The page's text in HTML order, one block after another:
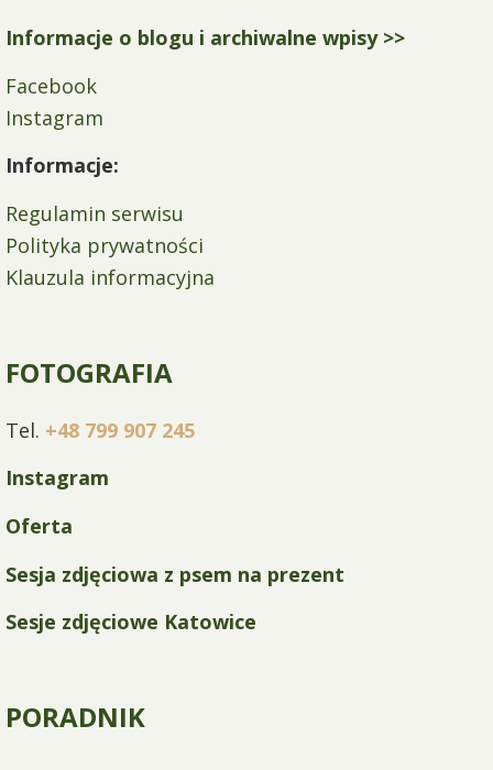
Informacje o blogu i archiwalne wpisy >>
Facebook
Instagram
Informacje:
Regulamin serwisu
Polityka prywatności
Klauzula informacyjna
FOTOGRAFIA
Tel. +48 799 907 245
Instagram
Oferta
Sesja zdjęciowa z psem na prezent
Sesje zdjęciowe Katowice
PORADNIK